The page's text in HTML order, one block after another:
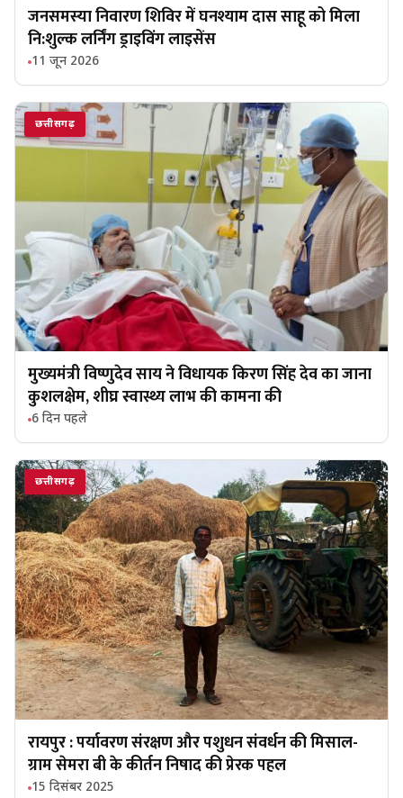
जनसमस्या निवारण शिविर में घनश्याम दास साहू को मिला
नि:शुल्क लर्निंग ड्राइविंग लाइसेंस
11 जून 2026
छत्तीसगढ़
मुख्यमंत्री विष्णुदेव साय ने विधायक किरण सिंह देव का जाना
कुशलक्षेम, शीघ्र स्वास्थ्य लाभ की कामना की
6 दिन पहले
छत्तीसगढ़
रायपुर : पर्यावरण संरक्षण और पशुधन संवर्धन की मिसाल-
ग्राम सेमरा बी के कीर्तन निषाद की प्रेरक पहल
15 दिसंबर 2025